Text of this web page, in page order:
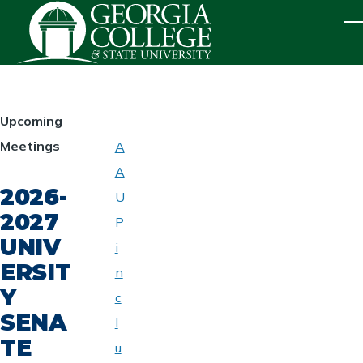
Skip to main content
HOMEPAGE
Upcoming
Meetings
2026-
2027
UNIV
ERSIT
Y
SENA
TE
UNIVERSITY
SENATE
A
A
U
P
i
n
c
l
u